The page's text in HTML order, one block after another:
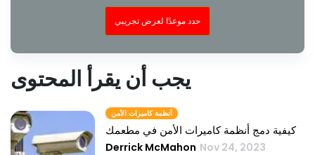
حدد موعدًا لعرض تجريبي
يجب أن يقرأ المحتوى
أنظمة كاميرات الأمن
كيفية دمج أنظمة كاميرات الأمن في مطعمك
Derrick McMahon Nov 24, 2023